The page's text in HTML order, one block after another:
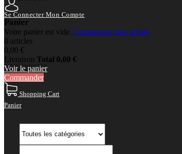
Se Connecter Mon Compte
Panier
Votre panier est vide. Commencer mes achats
0 articles
0,00 €
Livraison Total 0,00 €
Voir le panier
Commander
Shopping Cart
Panier